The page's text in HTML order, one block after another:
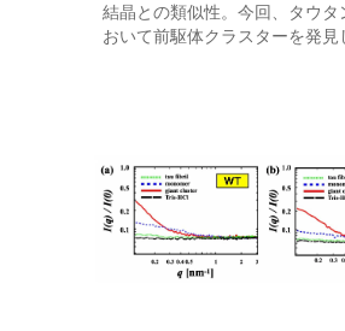
結晶との類似性。今回、タウタ
おいて前駆体クラスターを発見